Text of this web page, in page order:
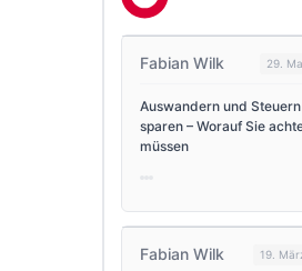
Fabian Wilk 29.
Auswandern und Steuern
sparen – Worauf Sie
müssen
Fabian Wilk 19.